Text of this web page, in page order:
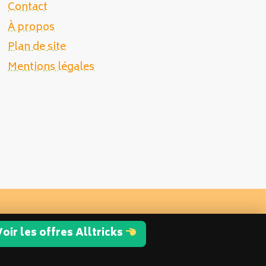
Contact
À propos
Plan de site
Mentions légales
les offres Alltricks